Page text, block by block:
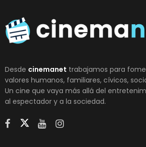
Desde cinemanet trabajamos para
valores humanos, familiares, cívicos,
Un cine que vaya más allá del
al espectador y a la sociedad.